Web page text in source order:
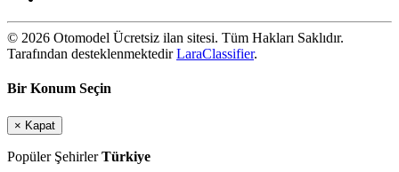
© 2026 Otomodel Ücretsiz ilan sitesi. Tüm Hakları Saklıdır.
Tarafından desteklenmektedirLaraClassifier.
Bir Konum Seçin
× Kapat
Popüler ŞehirlerTürkiye